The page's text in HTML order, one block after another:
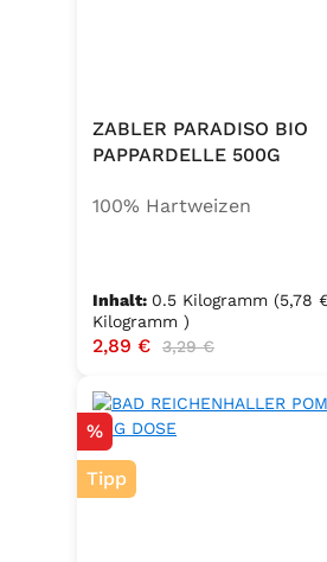
Lorbeer, Rosmarin,
Thymian), Trennmittel
Kaliumjodat.
ZABLER PARADISO BIO
PAPPARDELLE 500G
100% Hartweizen
Inhalt: 0.5 Kilogramm (5,78
Kilogramm )
Verkaufspreis:
2,89 € Regulärer Preis:
3,29 €
Rabatt
%
Tipp